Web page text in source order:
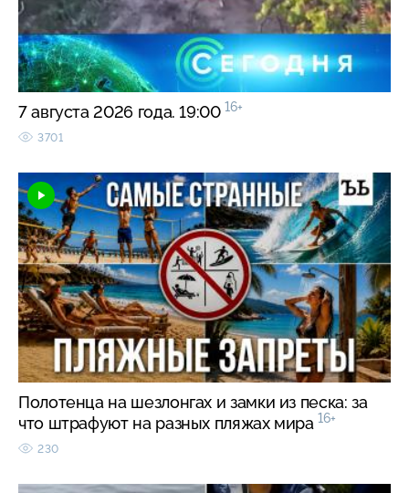
7 августа 2026 года. 19:00 16+
3701
Полотенца на шезлонгах и замки из песка: за
что штрафуют на разных пляжах мира 16+
230